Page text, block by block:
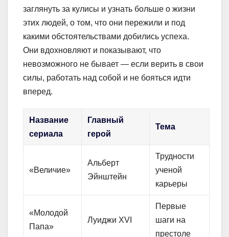
заглянуть за кулисы и узнать больше о жизни
этих людей, о том, что они пережили и под
какими обстоятельствами добились успеха.
Они вдохновляют и показывают, что
невозможного не бывает — если верить в свои
силы, работать над собой и не бояться идти
вперед.
Название
сериала
Главный
герой
Тема
«Величие»
Альберт
Эйнштейн
Трудности
ученой
карьеры
«Молодой
Папа»
Луиджи XVI
Первые
шаги на
престоле